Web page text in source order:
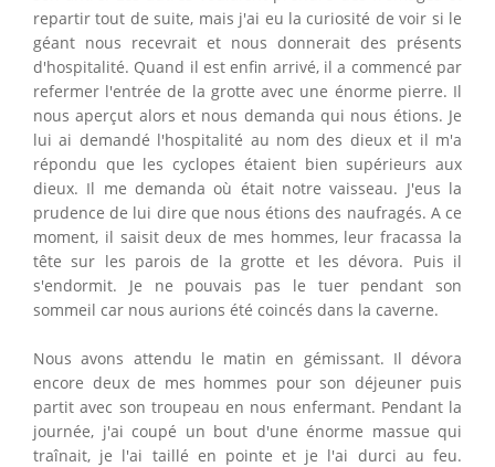
repartir tout de suite, mais j'ai eu la curiosité de voir si le
géant nous recevrait et nous donnerait des présents
d'hospitalité. Quand il est enfin arrivé, il a commencé par
refermer l'entrée de la grotte avec une énorme pierre. Il
nous aperçut alors et nous demanda qui nous étions. Je
lui ai demandé l'hospitalité au nom des dieux et il m'a
répondu que les cyclopes étaient bien supérieurs aux
dieux. Il me demanda où était notre vaisseau. J'eus la
prudence de lui dire que nous étions des naufragés. A ce
moment, il saisit deux de mes hommes, leur fracassa la
tête sur les parois de la grotte et les dévora. Puis il
s'endormit. Je ne pouvais pas le tuer pendant son
sommeil car nous aurions été coincés dans la caverne.
Nous avons attendu le matin en gémissant. Il dévora
encore deux de mes hommes pour son déjeuner puis
partit avec son troupeau en nous enfermant. Pendant la
journée, j'ai coupé un bout d'une énorme massue qui
traînait, je l'ai taillé en pointe et je l'ai durci au feu.